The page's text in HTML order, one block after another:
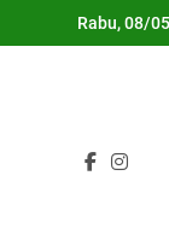
to
Rabu, 08/